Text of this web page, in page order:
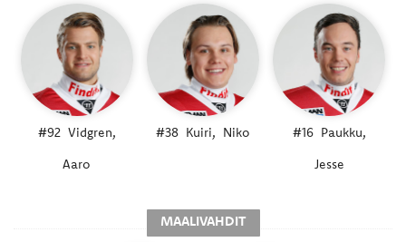
#92 Vidgren,
Aaro
#38 Kuiri, Niko #16 Paukku,
Jesse
MAALIVAHDIT